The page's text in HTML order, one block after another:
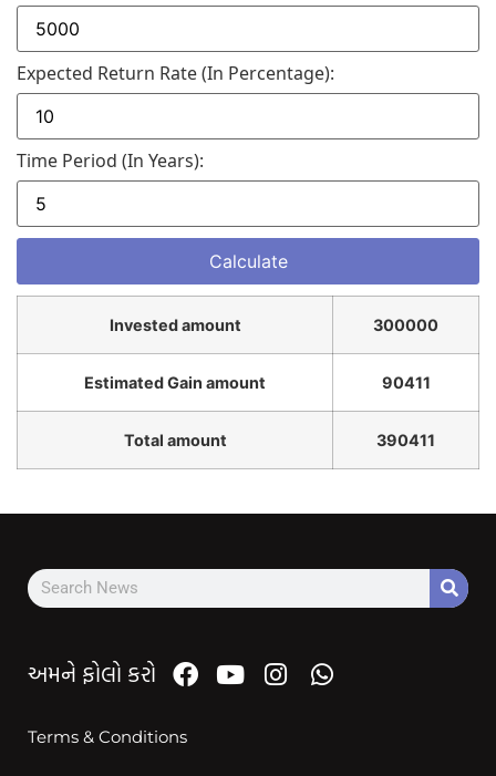
Expected Return Rate (in Percentage):
Time Period (in Years):
Invested amount 300000
Estimated Gain amount 90411
Total amount 390411
અમને ફોલો કરો
Terms & Conditions